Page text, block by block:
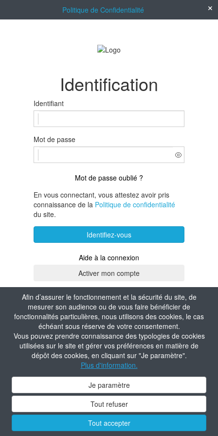
Afin d’assurer le fonctionnement et la sécurité du site, de
mesurer son audience ou de vous faire bénéficier de
fonctionnalités particulières, nous utilisons des cookies, le cas
échéant sous réserve de votre consentement.
Vous pouvez prendre connaissance des typologies de cookies
utilisées sur le site et gérer vos préférences en matière de
dépôt des cookies, en cliquant sur "Je paramètre".
Plus d'information.
Je paramètre
Tout refuser
Tout accepter
Politique de Confidentialité
Identification
Identifiant
Mot de passe
Mot de passe oublié ?
En vous connectant, vous attestez avoir pris
connaissance de la Politique de confidentialité
du site.
Identifiez-vous
Aide à la connexion